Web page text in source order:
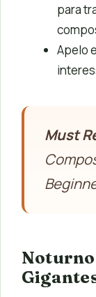
para
Apelo
Must